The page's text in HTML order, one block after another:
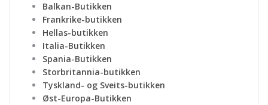
Balkan-Butikken
Frankrike-butikken
Hellas-butikken
Italia-Butikken
Spania-Butikken
Storbritannia-butikken
Tyskland- og Sveits-butikken
Øst-Europa-Butikken